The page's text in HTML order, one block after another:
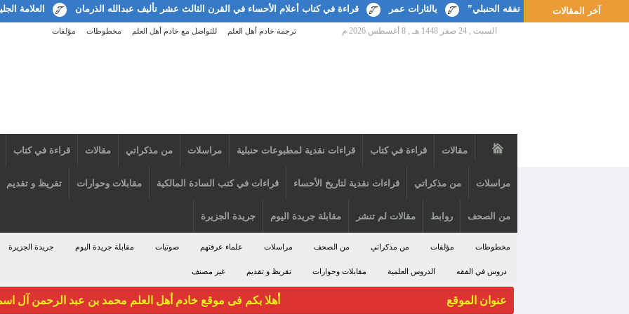
آخر المقالات يالثارات عمر قراءة في كتاب أعلام الأحساء في القرن الثالث عشر تأليف عبدالله الذرمان العلامة الجليل الشيخ بكر أبوزيد
السبت , 24 صفر 1448 هـ , 8 أغسطس 2026 م ترجمة خادم أهل العلم للتواصل مع خادم أهل العلم مخطوطات مؤلفات
مقالات قراءة في كتاب قراءات نقدية لمطبوعات حنبلية مراسلات من مذكراتي مقالات قراءة في كتاب
مراسلات من مذكراتي قراءات نقدية لتاريخ الأحساء قراءات في كتب السادة المالكية مقابلات وحوارات تقريظ و تقديم
من الصحف روابط مقالات لم تنشر مقابلة جريدة اليوم جريدة الجزيرة
مخطوطات مؤلفات من مذكراتي من الصحف مراسلات علماء عرفتهم صوتيات مقابلة جريدة اليوم جريدة الجزيرة
دروس في الفقه الدروس العلمية مقابلات وحوارات تقريظ و تقديم غير مصنف
عنوان الموقع أهلا بكم فى موقع خادم أهل العلم محمد بن عبد الرحمن آل